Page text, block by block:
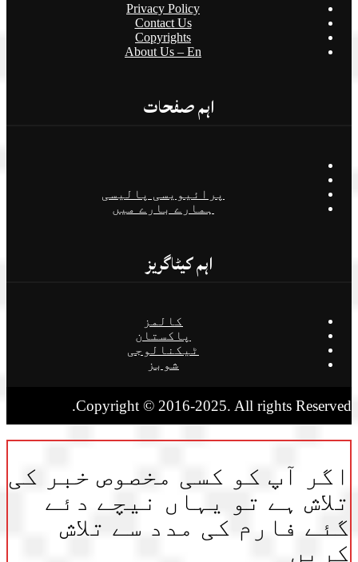
Privacy Policy
Contact Us
Copyrights
About Us – En
اہم صفحات
پرائیویسی پالیسی
ہمارے بارے میں
اہم کیٹاگریز
کالمز
پاکستان
ٹیکنالوجی
شوبز
Copyright © 2016-2025. All rights Reserved.
اگر آپ کو کسی مخصوص خبر کی
تلاش ہے تو یہاں نیچے دئے
گئے فارم کی مدد سے تلاش
کریں